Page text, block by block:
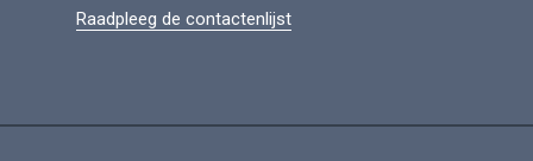
Raadpleeg de contactenlijst